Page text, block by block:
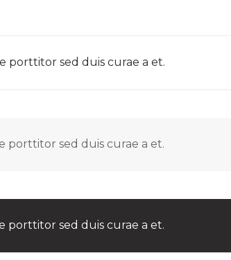
porttitor sed duis curae a et.
porttitor sed duis curae a et.
porttitor sed duis curae a et.